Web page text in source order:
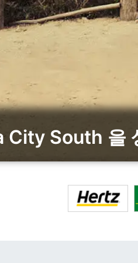
City South 을